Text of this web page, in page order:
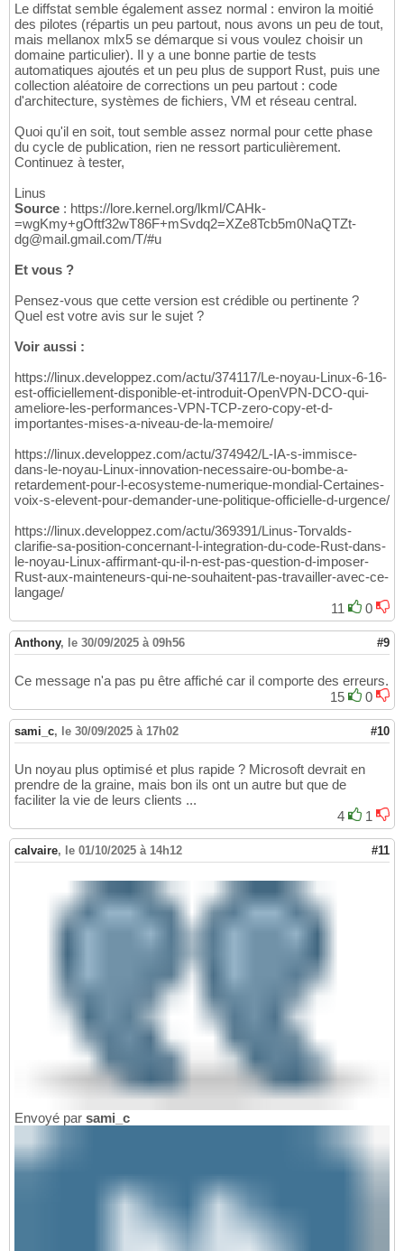
Le diffstat semble également assez normal : environ la moitié
des pilotes (répartis un peu partout, nous avons un peu de tout,
mais mellanox mlx5 se démarque si vous voulez choisir un
domaine particulier). Il y a une bonne partie de tests
automatiques ajoutés et un peu plus de support Rust, puis une
collection aléatoire de corrections un peu partout : code
d'architecture, systèmes de fichiers, VM et réseau central.
Quoi qu'il en soit, tout semble assez normal pour cette phase
du cycle de publication, rien ne ressort particulièrement.
Continuez à tester,
Linus
Source : https://lore.kernel.org/lkml/CAHk-
=wgKmy+gOftf32wT86F+mSvdq2=XZe8Tcb5m0NaQTZt-
dg@mail.gmail.com/T/#u
Et vous ?
Pensez-vous que cette version est crédible ou pertinente ?
Quel est votre avis sur le sujet ?
Voir aussi :
https://linux.developpez.com/actu/374117/Le-noyau-Linux-6-16-
est-officiellement-disponible-et-introduit-OpenVPN-DCO-qui-
ameliore-les-performances-VPN-TCP-zero-copy-et-d-
importantes-mises-a-niveau-de-la-memoire/
https://linux.developpez.com/actu/374942/L-IA-s-immisce-
dans-le-noyau-Linux-innovation-necessaire-ou-bombe-a-
retardement-pour-l-ecosysteme-numerique-mondial-Certaines-
voix-s-elevent-pour-demander-une-politique-officielle-d-urgence/
https://linux.developpez.com/actu/369391/Linus-Torvalds-
clarifie-sa-position-concernant-l-integration-du-code-Rust-dans-
le-noyau-Linux-affirmant-qu-il-n-est-pas-question-d-imposer-
Rust-aux-mainteneurs-qui-ne-souhaitent-pas-travailler-avec-ce-
langage/
11
0
Anthony, le 30/09/2025 à 09h56 #9
Ce message n'a pas pu être affiché car il comporte des erreurs.
15
0
sami_c, le 30/09/2025 à 17h02 #10
Un noyau plus optimisé et plus rapide ? Microsoft devrait en
prendre de la graine, mais bon ils ont un autre but que de
faciliter la vie de leurs clients ...
4
1
calvaire, le 01/10/2025 à 14h12 #11
Envoyé par sami_c